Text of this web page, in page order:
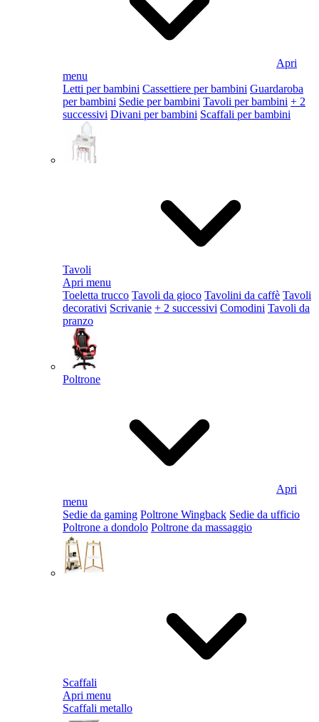
Apri
menu
Letti per bambini Cassettiere per bambini Guardaroba
per bambini Sedie per bambini Tavoli per bambini + 2
successivi Divani per bambini Scaffali per bambini
Tavoli
Apri menu
Toeletta trucco Tavoli da gioco Tavolini da caffè Tavoli
decorativi Scrivanie + 2 successivi Comodini Tavoli da
pranzo
Poltrone
Apri
menu
Sedie da gaming Poltrone Wingback Sedie da ufficio
Poltrone a dondolo Poltrone da massaggio
Scaffali
Apri menu
Scaffali metallo